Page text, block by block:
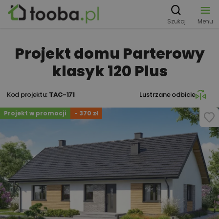
Szukaj Menu
Projekt domu Parterowy
klasyk 120 Plus
Kod projektu: TAC-171 Lustrzane odbicie
Projekt w promocji - 370 zł